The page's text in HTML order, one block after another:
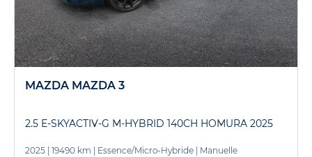
MAZDA MAZDA 3
2.5 E-SKYACTIV-G M-HYBRID 140CH HOMURA 2025
2025 19490 km Essence/Micro-Hybride Manuelle